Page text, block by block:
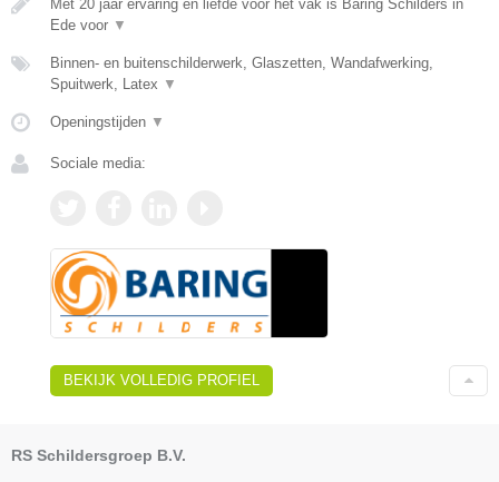
Met 20 jaar ervaring en liefde voor het vak is Baring Schilders in
Ede voor ▼
Binnen- en buitenschilderwerk, Glaszetten, Wandafwerking,
Spuitwerk, Latex ▼
Openingstijden ▼
Sociale media:
BEKIJK VOLLEDIG PROFIEL
RS Schildersgroep B.V.